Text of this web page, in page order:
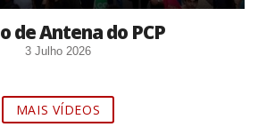
de Antena do PCP
3 Julho 2026
MAIS VÍDEOS